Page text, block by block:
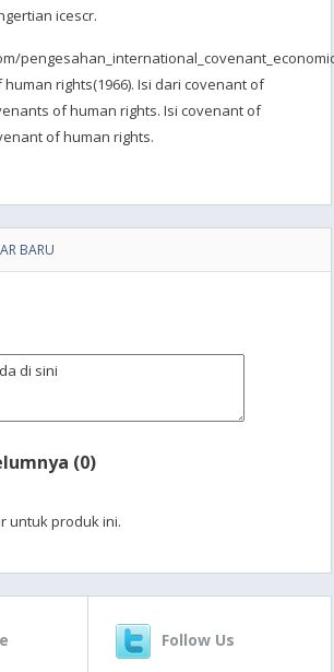
icescr.
rights(1966). Isi dari covenant of
of human rights. Isi covenant of
of human rights.
BARU
(0)
untuk produk ini.
Follow Us